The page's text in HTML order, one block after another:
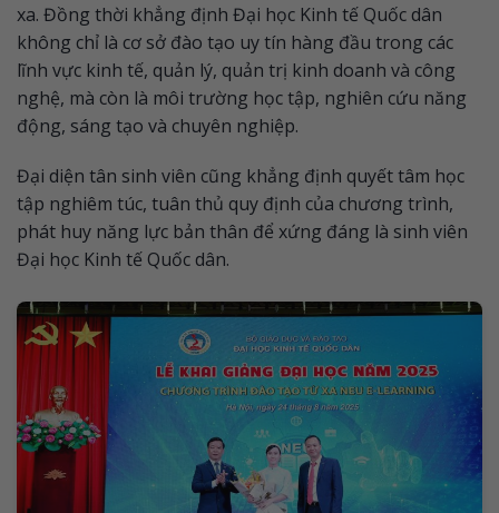
xa. Đồng thời khẳng định Đại học Kinh tế Quốc dân
không chỉ là cơ sở đào tạo uy tín hàng đầu trong các
lĩnh vực kinh tế, quản lý, quản trị kinh doanh và công
nghệ, mà còn là môi trường học tập, nghiên cứu năng
động, sáng tạo và chuyên nghiệp.
Đại diện tân sinh viên cũng khẳng định quyết tâm học
tập nghiêm túc, tuân thủ quy định của chương trình,
phát huy năng lực bản thân để xứng đáng là sinh viên
Đại học Kinh tế Quốc dân.